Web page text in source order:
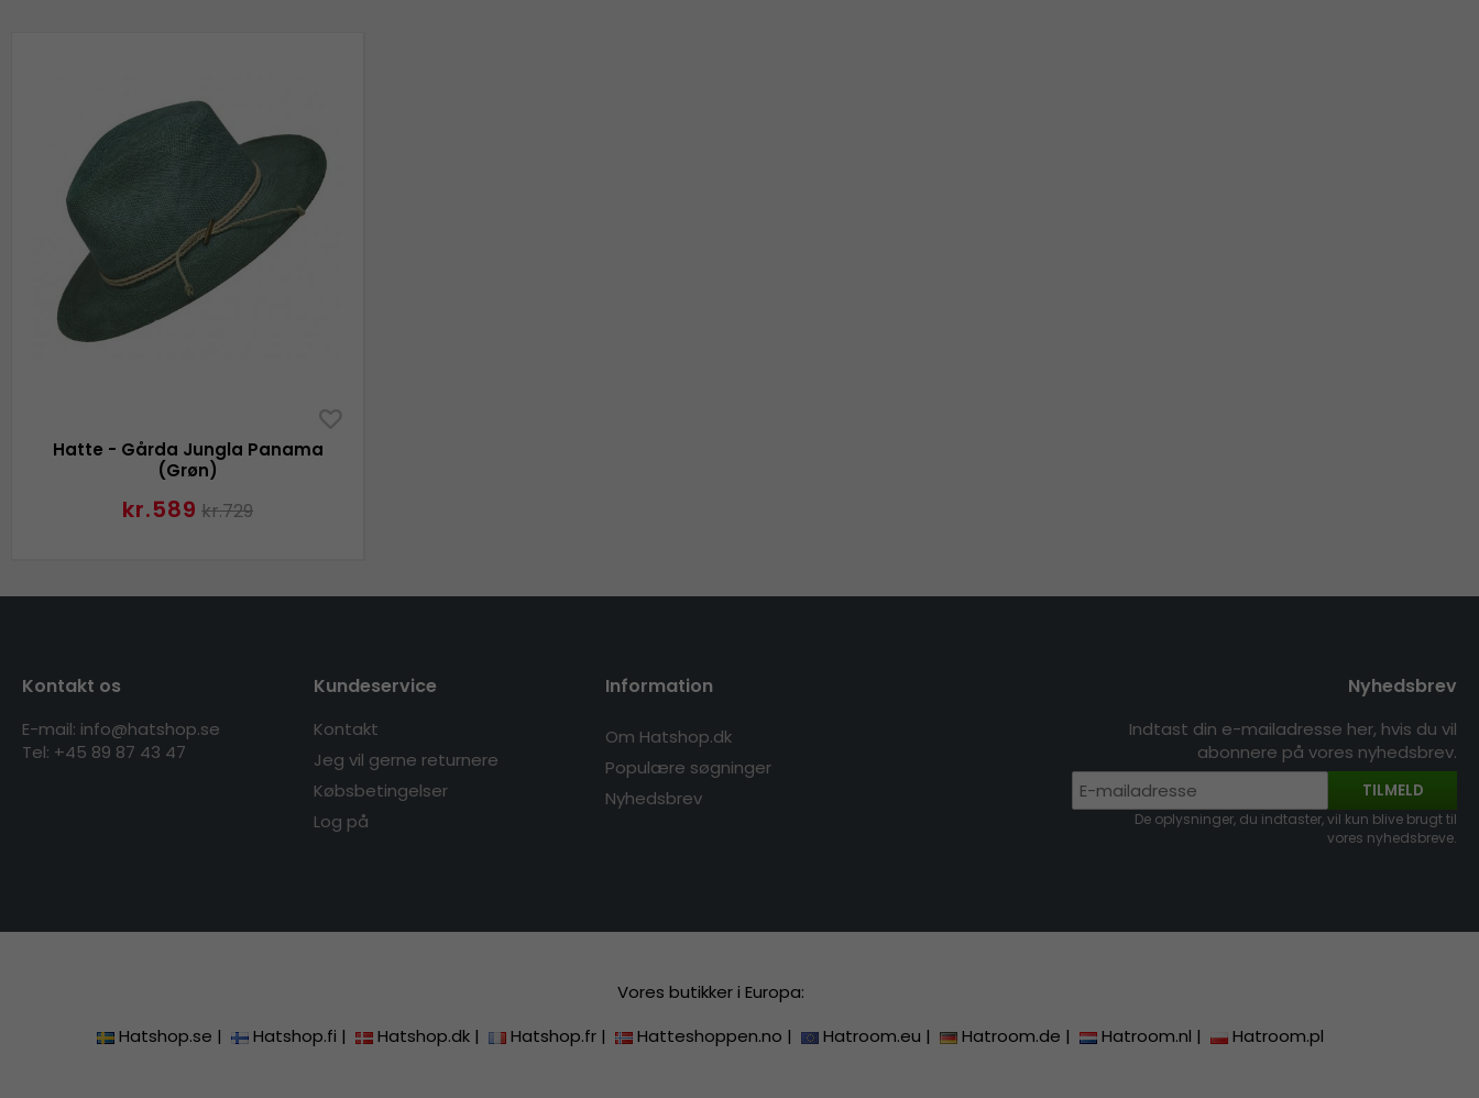
Hatte - Gårda Jungla Panama
(Grøn)
kr.589 kr.729
Kontakt os
E-mail: info@hatshop.se
Tel: +45 89 87 43 47
Kundeservice
Kontakt
Jeg vil gerne returnere
Købsbetingelser
Log på
Information
Om Hatshop.dk
Populære søgninger
Nyhedsbrev
Nyhedsbrev
Indtast din e-mailadresse her, hvis du vil
abonnere på vores nyhedsbrev.
TILMELD
De oplysninger, du indtaster, vil kun blive brugt til
vores nyhedsbreve.
Vores butikker i Europa:
Hatshop.se | Hatshop.fi | Hatshop.dk | Hatshop.fr | Hatteshoppen.no | Hatroom.eu | Hatroom.de | Hatroom.nl | Hatroom.pl